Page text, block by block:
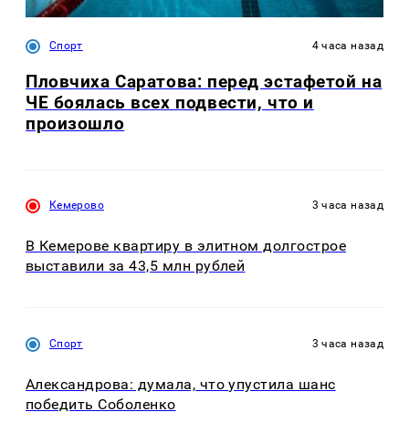
Спорт 4 часа назад
Пловчиха Саратова: перед эстафетой на
ЧЕ боялась всех подвести, что и
произошло
Кемерово 3 часа назад
В Кемерове квартиру в элитном долгострое
выставили за 43,5 млн рублей
Спорт 3 часа назад
Александрова: думала, что упустила шанс
победить Соболенко